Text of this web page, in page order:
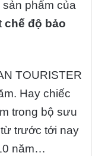
phẩm của
chế độ bảo
TOURISTER
Hay chiếc
trong bộ sưu
trước tới nay
năm…